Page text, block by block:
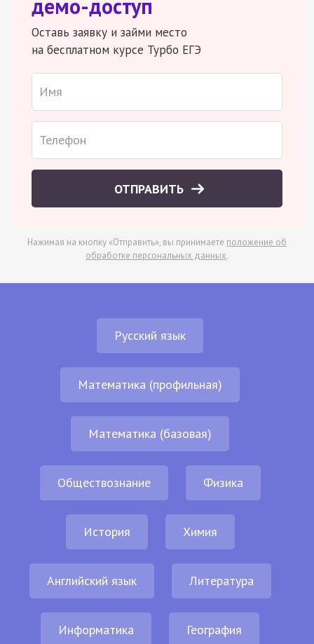
демо-доступ
Оставь заявку и займи место
на бесплатном курсе Турбо ЕГЭ
ОТПРАВИТЬ
Нажимая на кнопку «Отправить», вы принимаете положение об
обработке персональных данных.
Русский язык
Математика (профильная)
Математика (базовая)
Обществознание Физика
История Химия
Английский язык Литература
Информатика География